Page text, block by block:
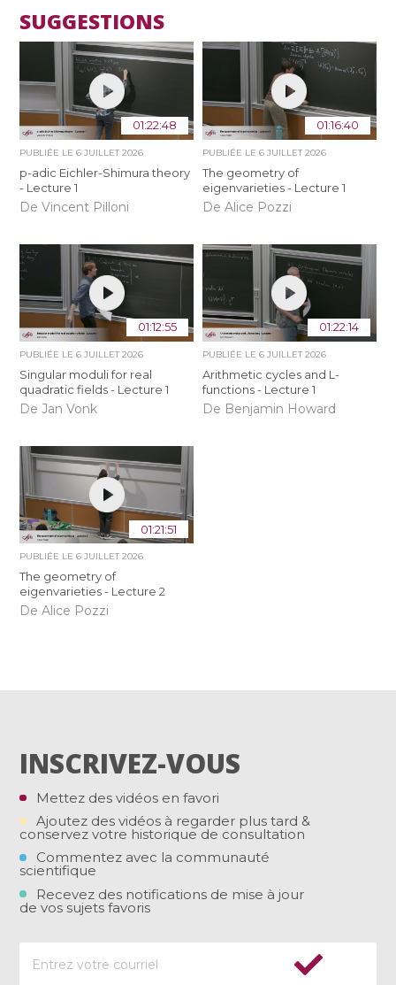
SUGGESTIONS
01:22:48
PUBLIÉE LE6 JUILLET 2026
p-adic Eichler-Shimura theory
- Lecture 1
De Vincent Pilloni
01:16:40
PUBLIÉE LE 6 JUILLET 2026
The geometry of
eigenvarieties - Lecture 1
De Alice Pozzi
01:12:55
PUBLIÉE LE6 JUILLET 2026
Singular moduli for real
quadratic fields - Lecture 1
De Jan Vonk
01:22:14
PUBLIÉE LE 6 JUILLET 2026
Arithmetic cycles and L-
functions - Lecture 1
De Benjamin Howard
01:21:51
PUBLIÉE LE6 JUILLET 2026
The geometry of
eigenvarieties - Lecture 2
De Alice Pozzi
INSCRIVEZ-VOUS
Mettez des vidéos en favori
Ajoutez des vidéos à regarder plus tard &
conservez votre historique de consultation
Commentez avec la communauté
scientifique
Recevez des notifications de mise à jour
de vos sujets favoris